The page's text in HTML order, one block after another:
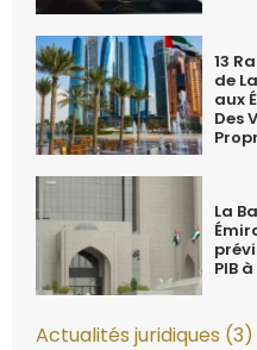
13
de
aux
Des
La
PIB
Actualités juridiques (3)